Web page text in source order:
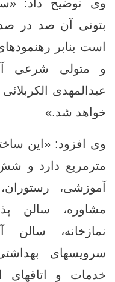
وی توضیح داد:
بتونی آن صد در
است بنابر
و متولی شرعی
عبدالمهدی
خواهد شد.»
وی افزود: «این
مترمربع دارد و
آموزشی،
مشاوره، سالن
نمازخانه، سالن
سرویسهای
خدمات و